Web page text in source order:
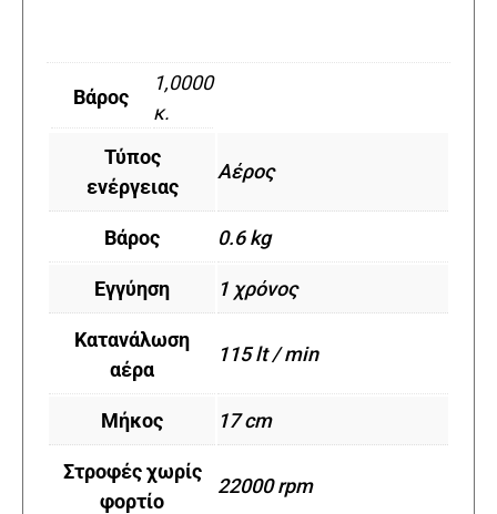
Βάρος
1,0000
κ.
Τύπος
ενέργειας
Αέρος
Βάρος 0.6 kg
Εγγύηση 1 χρόνος
Κατανάλωση
αέρα
115 lt / min
Μήκος 17 cm
Στροφές χωρίς
φορτίο
22000 rpm